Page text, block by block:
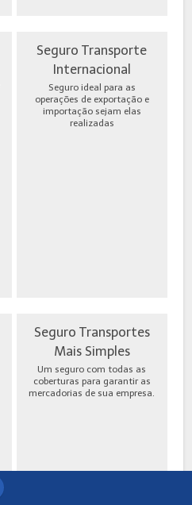
Seguro Transporte
Internacional
Seguro ideal para as
operações de exportação e
importação sejam elas
realizadas
Seguro Transportes
Mais Simples
Um seguro com todas as
coberturas para garantir as
mercadorias de sua empresa.